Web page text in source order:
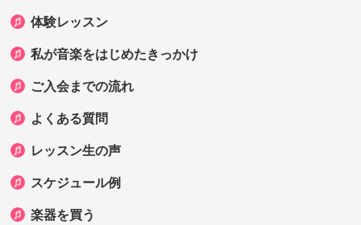
体験レッスン
私が音楽をはじめたきっかけ
ご入会までの流れ
よくある質問
レッスン生の声
スケジュール例
楽器を買う